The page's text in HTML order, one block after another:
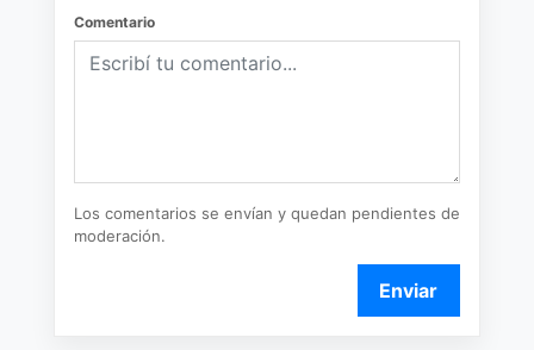
Comentario
Los comentarios se envían y quedan pendientes de
moderación.
Enviar